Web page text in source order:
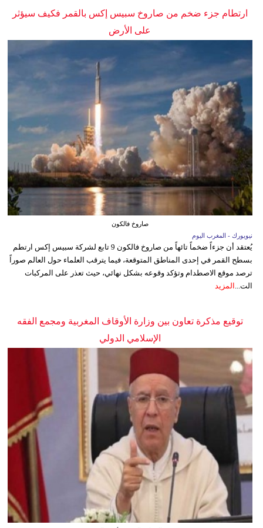
ارتطام جزء ضخم من صاروخ سبيس إكس بالقمر فكيف سيؤثر
على الأرض
صاروخ فالكون
نيويورك - المغرب اليوم
يُعتقد أن جزءاً ضخماً تائهاً من صاروخ فالكون 9 تابع لشركة سبيس إكس ارتطم
بسطح القمر في إحدى المناطق المتوقعة، فيما يترقب العلماء حول العالم صوراً
ترصد موقع الاصطدام وتؤكد وقوعه بشكل نهائي، حيث تعذر على المركبات
الت... المزيد
توقيع مذكرة تعاون بين وزارة الأوقاف المغربية ومجمع الفقه
الإسلامي الدولي